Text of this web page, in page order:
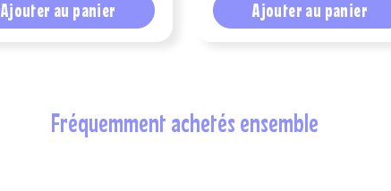
Ajouter au panier Ajouter au panier
fréquemment achetés ensemble